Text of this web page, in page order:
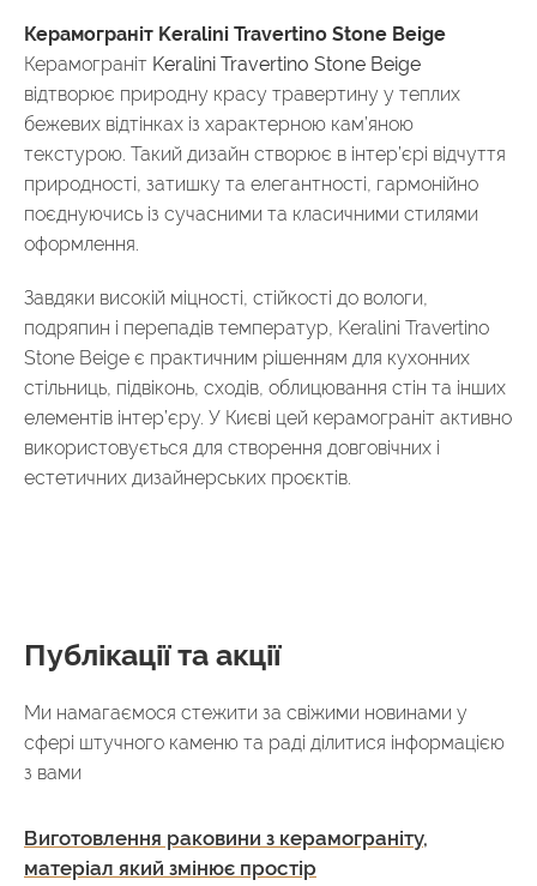
Керамограніт Keralini Travertino Stone Beige
Керамограніт Keralini Travertino Stone Beige
відтворює природну красу травертину у теплих
бежевих відтінках із характерною кам’яною
текстурою. Такий дизайн створює в інтер’єрі відчуття
природності, затишку та елегантності, гармонійно
поєднуючись із сучасними та класичними стилями
оформлення.
Завдяки високій міцності, стійкості до вологи,
подряпин і перепадів температур, Keralini Travertino
Stone Beige є практичним рішенням для кухонних
стільниць, підвіконь, сходів, облицювання стін та інших
елементів інтер’єру. У Києві цей керамограніт активно
використовується для створення довговічних і
естетичних дизайнерських проєктів.
Публікації та акції
Ми намагаємося стежити за свіжими новинами у
сфері штучного каменю та раді ділитися інформацією
з вами
Виготовлення раковини з керамограніту,
матеріал який змінює простір